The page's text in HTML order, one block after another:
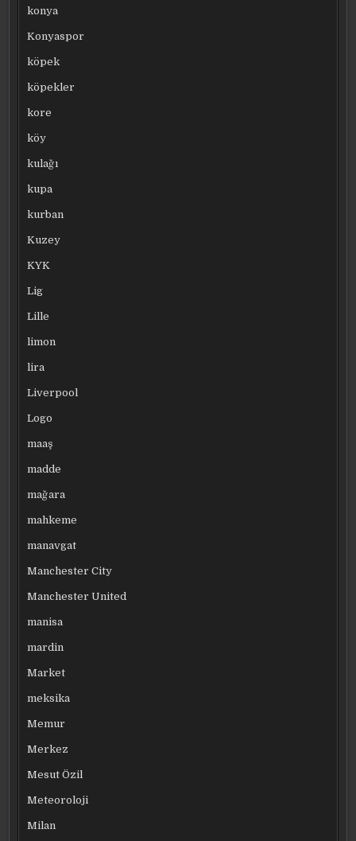
konya
Konyaspor
köpek
köpekler
kore
köy
kulağı
kupa
kurban
Kuzey
KYK
Lig
Lille
limon
lira
Liverpool
Logo
maaş
madde
mağara
mahkeme
manavgat
Manchester City
Manchester United
manisa
mardin
Market
meksika
Memur
Merkez
Mesut Özil
Meteoroloji
Milan